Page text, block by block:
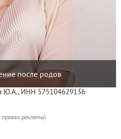
после родов
Ю.А., ИНН 575104629136
правах рекламы)